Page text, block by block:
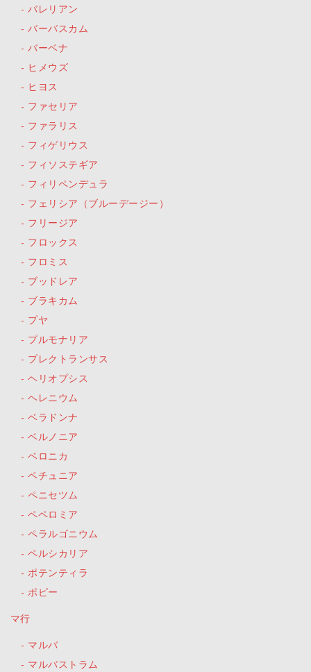
バレリアン
バーバスカム
バーベナ
ヒメウズ
ヒヨス
ファセリア
ファラリス
フィゲリウス
フィソステギア
フィリペンデュラ
フェリシア（ブルーデージー）
フリージア
フロックス
フロミス
ブッドレア
ブラキカム
プヤ
プルモナリア
プレクトランサス
ヘリオプシス
ヘレニウム
ベラドンナ
ベルノニア
ベロニカ
ペチュニア
ペニセツム
ペペロミア
ペラルゴニウム
ペルシカリア
ポテンティラ
ポピー
マ行
マルバ
マルバストラム